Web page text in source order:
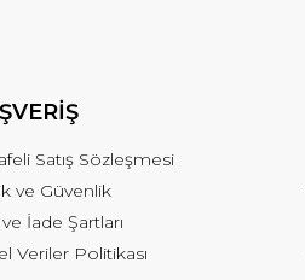
Satış Sözleşmesi
ve Güvenlik
İade Şartları
Veriler Politikası